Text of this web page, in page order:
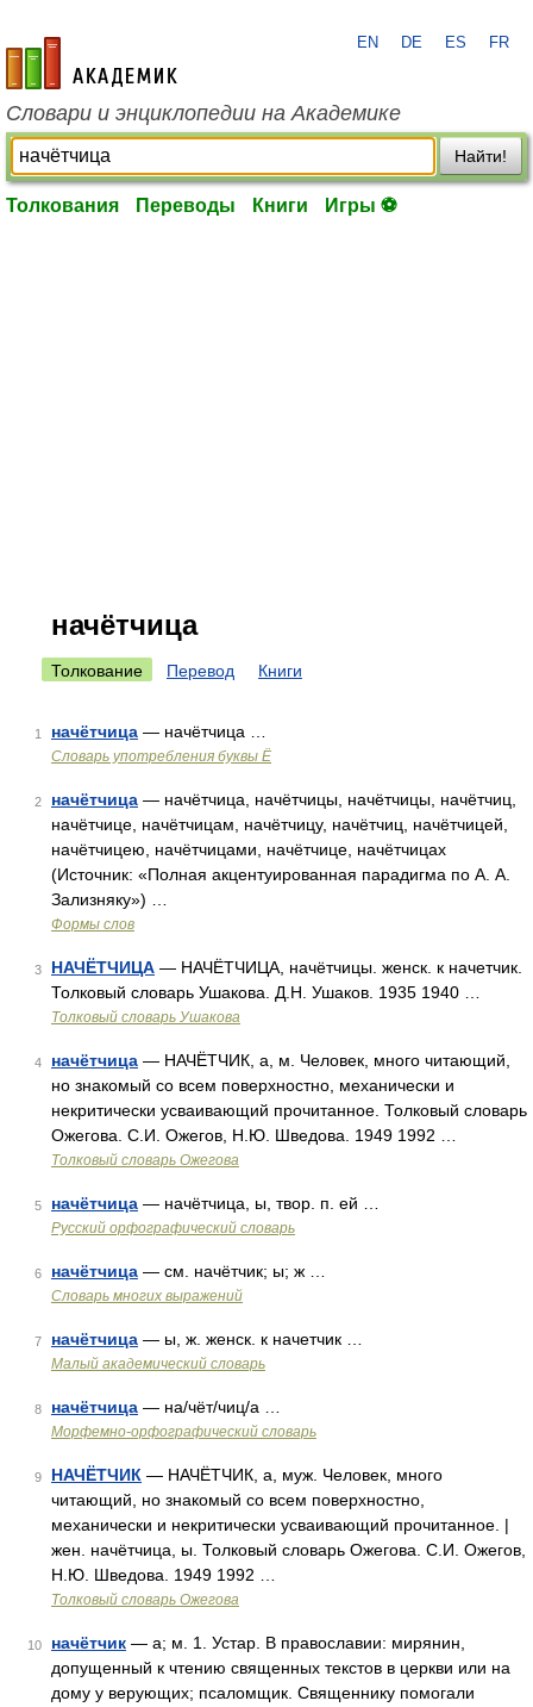
academic.ru
EN DE ES FR
Словари и энциклопедии на Академике
Найти!
Толкования Переводы Книги Игры ⚽
начётчица
Толкование Перевод Книги
1 начётчица — начётчица …
Словарь употребления буквы Ё
2 начётчица — начётчица, начётчицы, начётчицы, начётчиц,
начётчице, начётчицам, начётчицу, начётчиц, начётчицей,
начётчицею, начётчицами, начётчице, начётчицах
(Источник: «Полная акцентуированная парадигма по А. А.
Зализняку») …
Формы слов
3 НАЧЁТЧИЦА — НАЧЁТЧИЦА, начётчицы. женск. к начетчик.
Толковый словарь Ушакова. Д.Н. Ушаков. 1935 1940 …
Толковый словарь Ушакова
4 начётчица — НАЧЁТЧИК, а, м. Человек, много читающий,
но знакомый со всем поверхностно, механически и
некритически усваивающий прочитанное. Толковый словарь
Ожегова. С.И. Ожегов, Н.Ю. Шведова. 1949 1992 …
Толковый словарь Ожегова
5 начётчица — начётчица, ы, твор. п. ей …
Русский орфографический словарь
6 начётчица — см. начётчик; ы; ж …
Словарь многих выражений
7 начётчица — ы, ж. женск. к начетчик …
Малый академический словарь
8 начётчица — на/чёт/чиц/а …
Морфемно-орфографический словарь
9 НАЧЁТЧИК — НАЧЁТЧИК, а, муж. Человек, много
читающий, но знакомый со всем поверхностно,
механически и некритически усваивающий прочитанное. |
жен. начётчица, ы. Толковый словарь Ожегова. С.И. Ожегов,
Н.Ю. Шведова. 1949 1992 …
Толковый словарь Ожегова
10 начётчик — а; м. 1. Устар. В православии: мирянин,
допущенный к чтению священных текстов в церкви или на
дому у верующих; псаломщик. Священнику помогали